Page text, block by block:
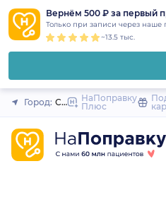
Вернём 500 ₽ за первый
Только при записи через наше
~13.5 тыс.
Город: Санкт-Петербург
НаПоправку
Плюс